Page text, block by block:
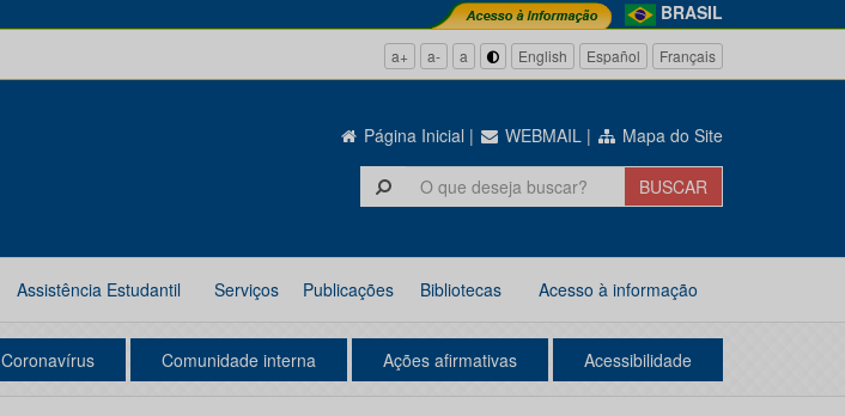
BRASIL
a+ a- a English Español Français
Página Inicial | WEBMAIL | Mapa do Site
Assistência Estudantil Serviços Publicações Bibliotecas Acesso à informação
Coronavírus Comunidade interna Ações afirmativas Acessibilidade